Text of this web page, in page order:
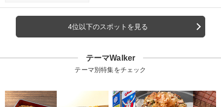
4位以下のスポットを見る
テーマWalker
テーマ別特集をチェック